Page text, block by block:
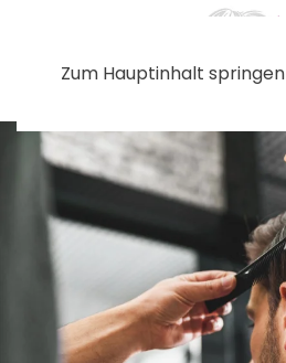
Zum Hauptinhalt springen